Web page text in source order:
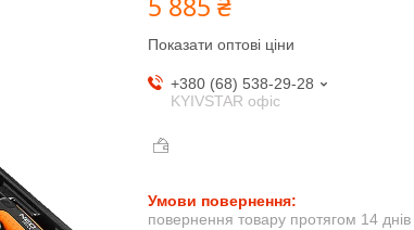
Показати оптові ціни
+380 (68) 538-29-28
KYIVSTAR офіс
повернення товару протягом 14 днів